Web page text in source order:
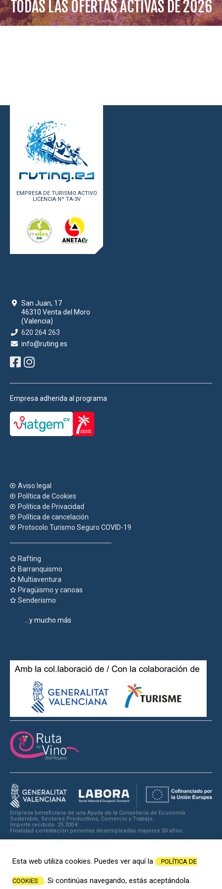
TODAS LAS OFERTAS ACTIVAS DE2026
EMPRESA DE TURISMO ACTIVO
LICENCIA Nº TA-3V
San Juan, 17
46310 Venta del Moro
(Valencia)
620 264 263
info@ruting.es
Empresa adherida al programa
Aviso legal
Política de Cookies
Política de Privacidad
Política de cancelación
Protocolo Turismo Seguro COVID-19
Rafting
Barranquismo
Multiaventura
Piragüismo y canoas
Senderismo
...y mucho más
Empresa beneficiaria de una Ayuda de la Consellería de Economía
Sostenible, Sectores Productivos, Comercio y Trabajo.
Importe recibido: 25.200 €.
Finalidad contratación personas desempleadas mayores 50 años.
© 2026Ruting.es
Esta web utiliza cookies. Puedes ver aquí la POLÍTICA DE
COOKIES . Si continúas navegando, estás aceptándola.